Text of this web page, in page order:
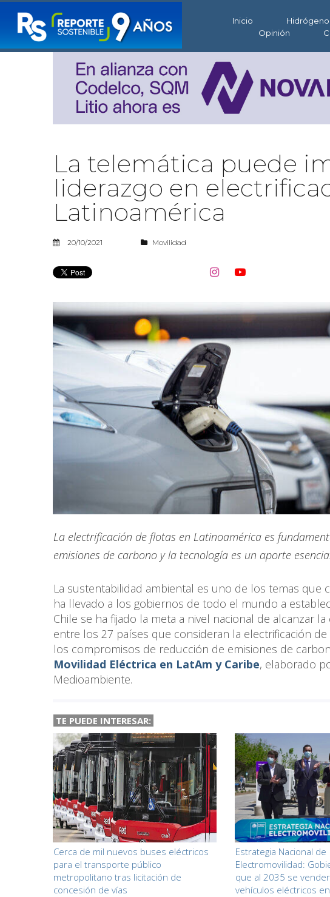
Inicio
Opinión
La telemática puede
liderazgo en
Latinoamérica
20/10/2021 Movilidad
 
La electrificación de flotas en Latinoamérica es
emisiones de carbono y la tecnología es un aporte
La sustentabilidad ambiental es uno de los temas que
ha llevado a los gobiernos de todo el mundo a
Chile se ha fijado la meta a nivel nacional de alcanzar
entre los 27 países que consideran la electrificación
los compromisos de reducción de emisiones de
Movilidad Eléctrica en LatAm y Caribe, elaborado
Medioambiente.
TE PUEDE INTERESAR:
Cerca de mil nuevos buses eléctricos
para el transporte público
metropolitano tras licitación de
concesión de vías
Estrategia Nacional de
Electromovilidad:
que al 2035 se
vehículos eléctricos